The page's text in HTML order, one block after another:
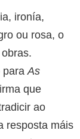
ironía,
ou rosa, o
paraAs
que
ao
resposta máis